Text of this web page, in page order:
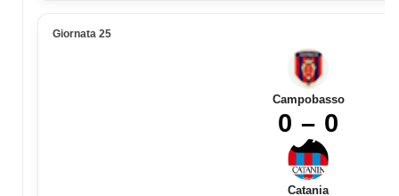
Giornata 25
Campobasso
0 – 0
Catania